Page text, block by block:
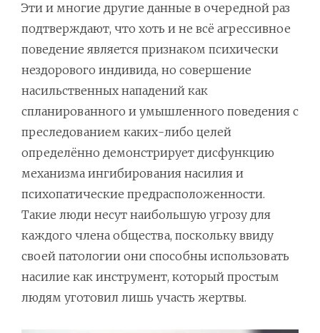
Эти и многие другие данные в очередной раз
подтверждают, что хоть и не всё агрессивное
поведение является признаком психически
нездорового индивида, но совершение
насильственных нападений как
спланированного и умышленного поведения с
преследованием каких-либо целей
определённо демонстрирует дисфункцию
механизма ингибирования насилия и
психопатические предрасположенности.
Такие люди несут наибольшую угрозу для
каждого члена общества, поскольку ввиду
своей патологии они способны использовать
насилие как инструмент, который простым
людям уготовил лишь участь жертвы.